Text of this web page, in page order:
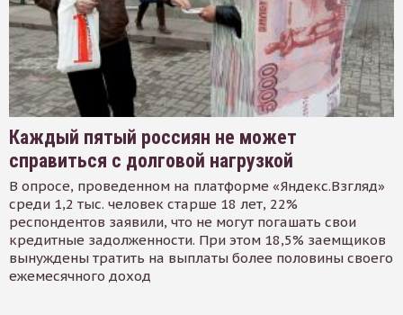
Каждый пятый россиян не может
справиться с долговой нагрузкой
В опросе, проведенном на платформе «Яндекс.Взгляд»
среди 1,2 тыс. человек старше 18 лет, 22%
респондентов заявили, что не могут погашать свои
кредитные задолженности. При этом 18,5% заемщиков
вынуждены тратить на выплаты более половины своего
ежемесячного доход